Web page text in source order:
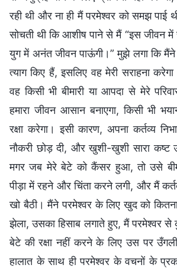
रही थी और ना ही मैं परमेश्वर को समझ पाई
सोचती थी कि आशीष पाने से मैं “इस जीवन
युग में अनंत जीवन पाऊंगी।” मुझे लगा कि
त्याग किए हैं, इसलिए वह मेरी सराहना
वह किसी भी बीमारी या आपदा से मेरे
हमारा जीवन आसान बनाएगा, किसी भी
रक्षा करेगा। इसी कारण, अपना कर्तव्य
नौकरी छोड़ दी, और खुशी-खुशी सारा कष्ट
मगर जब मेरे बेटे को कैंसर हुआ, तो उसे
पीड़ा में रहने और चिंता करने लगी, और मैं
खो बैठी। मैंने परमेश्वर के लिए खुद को
झेला, उसका हिसाब लगाते हुए, मैं परमेश्वर से
बेटे की रक्षा नहीं करने के लिए उस पर
हालात के साथ ही परमेश्वर के वचनों के